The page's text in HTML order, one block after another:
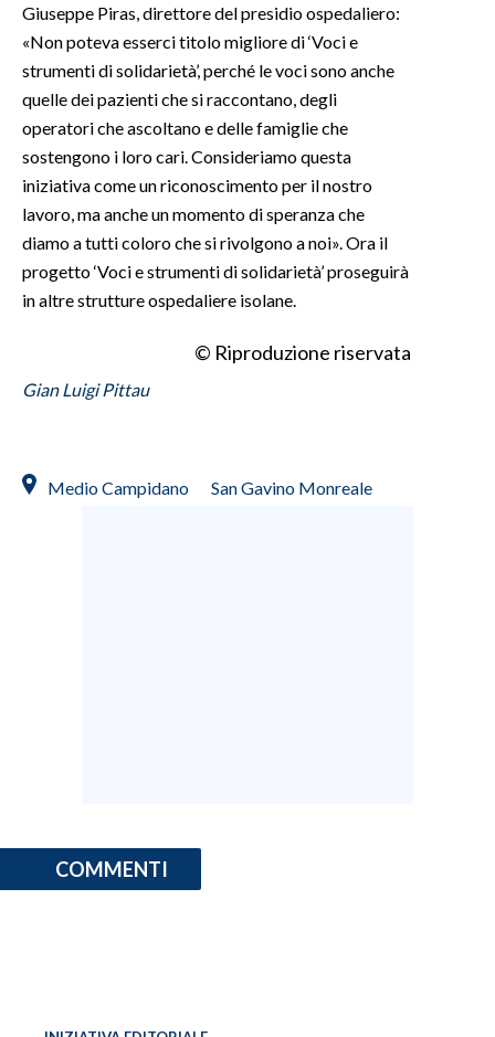
Giuseppe Piras, direttore del presidio ospedaliero:
«Non poteva esserci titolo migliore di ‘Voci e
strumenti di solidarietà’, perché le voci sono anche
quelle dei pazienti che si raccontano, degli
operatori che ascoltano e delle famiglie che
sostengono i loro cari. Consideriamo questa
iniziativa come un riconoscimento per il nostro
lavoro, ma anche un momento di speranza che
diamo a tutti coloro che si rivolgono a noi». Ora il
progetto ‘Voci e strumenti di solidarietà’ proseguirà
in altre strutture ospedaliere isolane.
© Riproduzione riservata
Gian Luigi Pittau
Medio Campidano San Gavino Monreale
COMMENTI